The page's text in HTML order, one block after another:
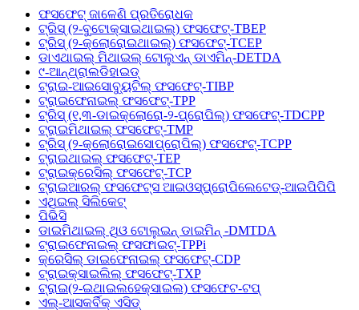
ଫସଫେଟ୍ ଜାଳେଣି ପ୍ରତିରୋଧକ
ଟ୍ରିସ୍ (୨-ବୁଟୋକ୍ସାଇଥାଇଲ୍) ଫସଫେଟ୍-TBEP
ଟ୍ରିସ୍ (୨-କ୍ଲୋରୋଇଥାଇଲ୍) ଫସଫେଟ୍-TCEP
ଡାଏଥାଇଲ୍ ମିଥାଇଲ୍ ଟୋଲୁଏନ୍ ଡାଏମିନ୍-DETDA
୯-ଆନ୍ଥ୍ରାଲଡିହାଇଡ୍
ଟ୍ରାଇ-ଆଇସୋବ୍ୟୁଟିଲ୍ ଫସଫେଟ୍-TIBP
ଟ୍ରାଇଫେନାଇଲ୍ ଫସଫେଟ୍-TPP
ଟ୍ରିସ୍ (୧,୩-ଡାଇକ୍ଲୋରୋ-୨-ପ୍ରୋପିଲ୍) ଫସଫେଟ୍-TDCPP
ଟ୍ରାଇମିଥାଇଲ୍ ଫସଫେଟ୍-TMP
ଟ୍ରିସ୍ (୨-କ୍ଲୋରୋଇସୋପ୍ରୋପିଲ୍) ଫସଫେଟ୍-TCPP
ଟ୍ରାଇଥାଇଲ୍ ଫସଫେଟ୍-TEP
ଟ୍ରାଇକ୍ରେସିଲ୍ ଫସଫେଟ୍-TCP
ଟ୍ରାଇଆରଲ୍ ଫସଫେଟ୍ସ ଆଇଓସ୍ପ୍ରୋପିଲେଟେଡ୍-ଆଇପିପିପି
ଏଥିଇଲ୍ ସିଲିକେଟ୍
ପିଭିସି
ଡାଇମିଥାଇଲ୍ ଥିଓ ଟୋଲୁଇନ୍ ଡାଇମିନ୍ -DMTDA
ଟ୍ରାଇଫେନାଇଲ୍ ଫସଫାଇଟ୍-TPPi
କ୍ରେସିଲ୍ ଡାଇଫେନାଇଲ୍ ଫସଫେଟ୍-CDP
ଟ୍ରାଇକ୍ସାଇଲିଲ୍ ଫସଫେଟ୍-TXP
ଟ୍ରାଇ(୨-ଇଥାଇଲହେକ୍ସାଇଲ) ଫସଫେଟ-ଟପ୍
ଏଲ୍-ଆସକର୍ବିକ୍ ଏସିଡ୍